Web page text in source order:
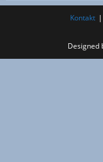
Kontakt
Designed